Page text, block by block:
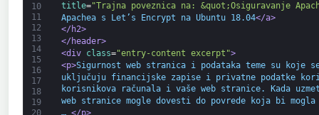
10
11
12
13
14
15
16
17
18
19
20
title="Trajna poveznica na: &quot;Osiguravanje
Apachea s Let’s Encrypt na Ubuntu 18.04</a>
</h2>
</header>
<div class="entry-content excerpt">
<p>Sigurnost web stranica i podataka teme su
uključuju financijske zapise i privatne podatke
korisnikova računala i vaše web stranice. Kada
web stranice mogle dovesti do povrede koja bi
… </p>